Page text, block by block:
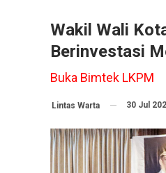
Wakil Wali
Berinvestasi
Buka Bimtek LKPM
Lintas Warta 30 Jul